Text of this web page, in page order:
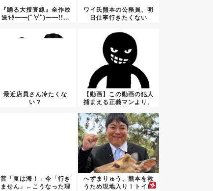
『踊る大捜査線』全作放
送ｷﾀ━━(ﾟ∀ﾟ)━━!!...
ワイ氏熊本の公務員、明
日仕事行きたくない
最近店員さん冷たくな
い？
【動画】この動画の犯人
捕まえる正義マンより、
昔「夏は海！」今「行き
ません」←こうなった理
へずまりゅう、熊本を救
うため現地入り！トイレ